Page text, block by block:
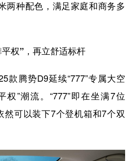
两种配色，满足家庭和商务多
平权”，再立舒适标杆
款腾势D9延续“777”专属大空
权”潮流。“777”即在坐满7位
然可以装下7个登机箱和7个双